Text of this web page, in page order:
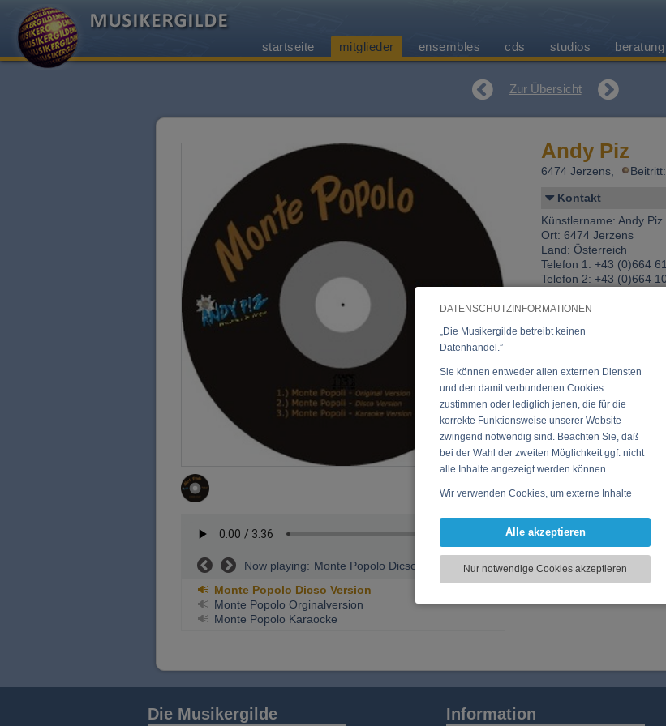
DATENSCHUTZINFORMATIONEN
„Die Musikergilde betreibt keinen
Datenhandel.”
Sie können entweder allen externen Diensten
und den damit verbundenen Cookies
zustimmen oder lediglich jenen, die für die
korrekte Funktionsweise unserer Website
zwingend notwendig sind. Beachten Sie, daß
bei der Wahl der zweiten Möglichkeit ggf. nicht
alle Inhalte angezeigt werden können.
Wir verwenden Cookies, um externe Inhalte
Funktionen für soziale Medien anbieten zu
zu analysieren. Dabei werden ggf.
Informationen zu Ihrer Verwendung unserer
soziale Medien, Werbung und Analysen
oder die sie im Rahmen Ihrer Nutzung der
Dienste gesammelt haben.
Alle akzeptieren
Nur notwendige Cookies akzeptieren
startseite mitglieder ensembles cds studios beratung
Zur Übersicht
Now playing: Monte Popolo Dicso Version
Monte Popolo Dicso Version
Monte Popolo Orginalversion
Monte Popolo Karaocke
Andy Piz
6474 Jerzens,
Kontakt
Künstlername: Andy Piz
Ort: 6474 Jerzens
Land: Österreich
Telefon 1: +43 (0)664
Telefon 2: +43 (0)664
andy-
Web:www.andy-piz.com
https://
Vocal –
Ensembles
Andy Piz -
Eventagentur Frank
CDs, DVDs, Vinyl
Tonstudio
Basar
Die Musikergilde Information